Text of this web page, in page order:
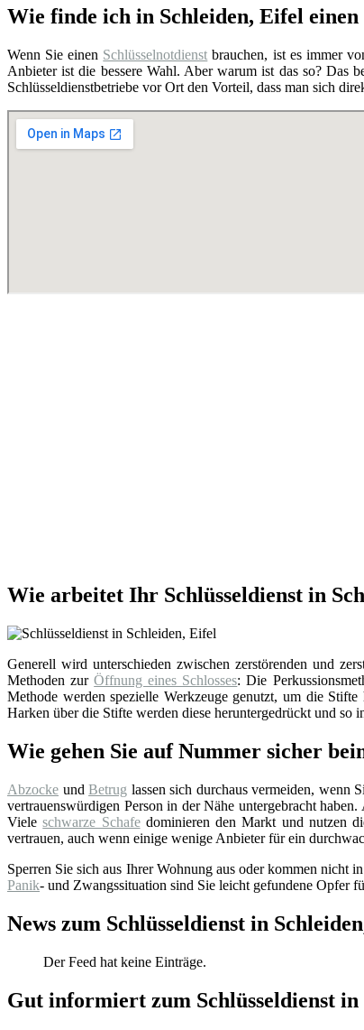
Wie finde ich in Schleiden, Eifel einen
Wenn Sie einen Schlüsselnotdienst brauchen, ist es immer
Anbieter ist die bessere Wahl. Aber warum ist das so? Das
Schlüsseldienstbetriebe vor Ort den Vorteil, dass man sich
Wie arbeitet Ihr Schlüsseldienst in
Generell wird unterschieden zwischen zerstörenden und
Methoden zurÖffnung eines Schlosses: Die
Methode werden spezielle Werkzeuge genutzt, um die
Harken über die Stifte werden diese heruntergedrückt und so
Wie gehen Sie auf Nummer sicher
Abzocke undBetrug lassen sich durchaus vermeiden, wenn
vertrauenswürdigen Person in der Nähe untergebracht
Vieleschwarze Schafedominieren den Markt und nutzen
vertrauen, auch wenn einige wenige Anbieter für ein
Sperren Sie sich aus Ihrer Wohnung aus oder kommen nicht
Panik- und Zwangssituation sind Sie leicht gefundene Opfer
News zum Schlüsseldienst in
Der Feed hat keine Einträge.
Gut informiert zum Schlüsseldienst in